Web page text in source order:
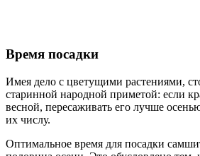
Время посадки
Имея дело с цветущими растениями,
старинной народной приметой: если
весной, пересаживать его лучше
их числу.
Оптимальное время для посадки